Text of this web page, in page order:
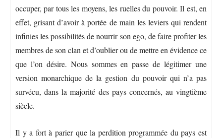
occuper, par tous les moyens, les ruelles du pouvoir. Il est, en
effet, grisant d’avoir à portée de main les leviers qui rendent
infinies les possibilités de nourrir son ego, de faire profiter les
membres de son clan et d’oublier ou de mettre en évidence ce
que l’on désire. Nous sommes en passe de légitimer une
version monarchique de la gestion du pouvoir qui n’a pas
survécu, dans la majorité des pays concernés, au vingtième
siècle.
Il y a fort à parier que la perdition programmée du pays est